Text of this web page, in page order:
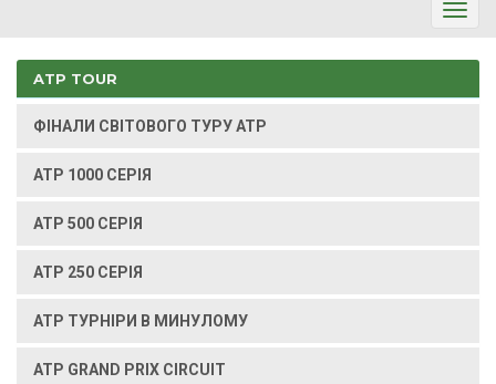
ATP TOUR
ФІНАЛИ СВІТОВОГО ТУРУ ATP
ATP 1000 СЕРІЯ
ATP 500 СЕРІЯ
ATP 250 СЕРІЯ
ATP ТУРНІРИ В МИНУЛОМУ
ATP GRAND PRIX CIRCUIT